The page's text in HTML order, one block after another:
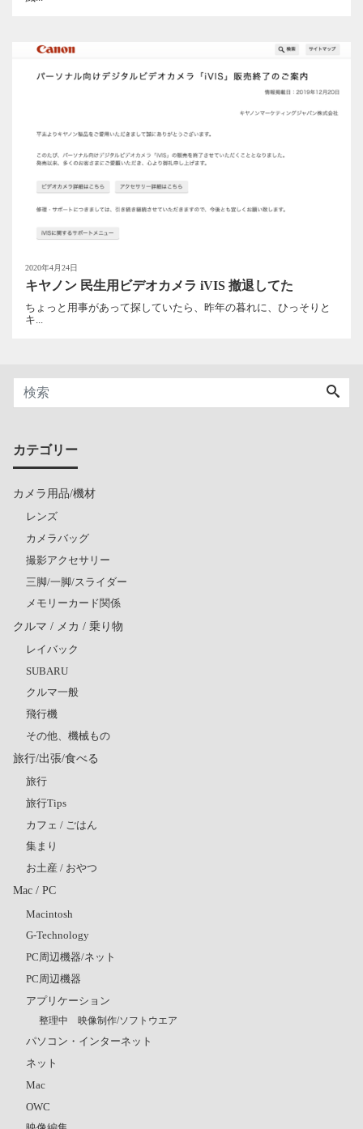
2020年4月24日
キヤノン 民生用ビデオカメラ iVIS 撤退してた
ちょっと用事があって探していたら、昨年の暮れに、ひっそりと
キ...
カテゴリー
カメラ用品/機材
レンズ
カメラバッグ
撮影アクセサリー
三脚/一脚/スライダー
メモリーカード関係
クルマ / メカ / 乗り物
レイバック
SUBARU
クルマ一般
飛行機
その他、機械もの
旅行/出張/食べる
旅行
旅行Tips
カフェ / ごはん
集まり
お土産 / おやつ
Mac / PC
Macintosh
G-Technology
PC周辺機器/ネット
PC周辺機器
アプリケーション
整理中 映像制作/ソフトウエア
パソコン・インターネット
ネット
Mac
OWC